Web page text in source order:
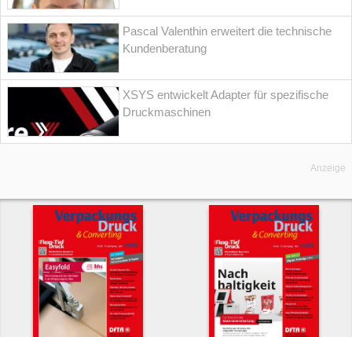
Pascal Valenthin erweitert die technische
Kundenberatung
XSYS entwickelt Adapter für spezifische
Druckmaschinen
Anzeige